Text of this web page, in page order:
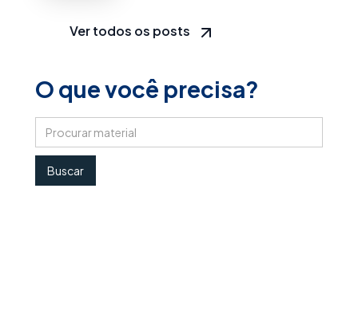
Ver todos os posts
O que você precisa?